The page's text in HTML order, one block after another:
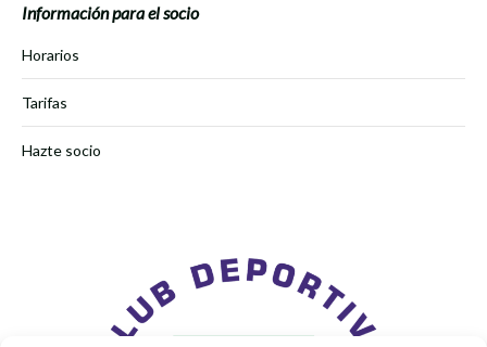
Información para el socio
Horarios
Tarifas
Hazte socio